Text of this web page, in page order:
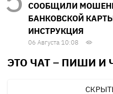
СООБЩИЛИ
БАНКОВСКОЙ
ИНСТРУКЦИЯ
06 Августа 10:08
ЭТО ЧАТ – ПИШИ И